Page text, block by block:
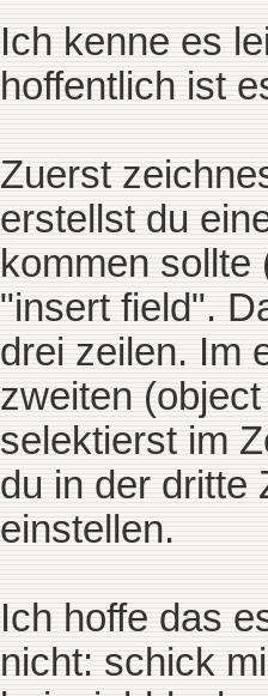
Ich kenne es
hoffentlich ist
Zuerst
erstellst du
kommen
"insert field".
drei zeilen. Im
zweiten
selektierst im
du in der dritte
einstellen.
Ich hoffe das
nicht: schick